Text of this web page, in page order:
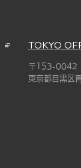
TOKYO
〒153-0042
東京都目黒区